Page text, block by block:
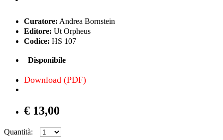
Curatore: Andrea Bornstein
Editore: Ut Orpheus
Codice: HS 107
Disponibile
Download (PDF)
€ 13,00
Quantità: